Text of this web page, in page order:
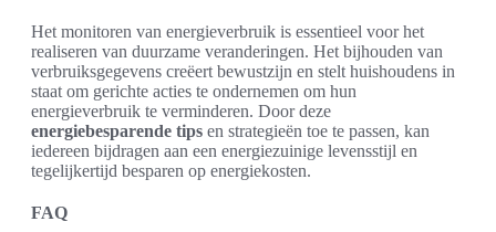
Het monitoren van energieverbruik is essentieel voor het
realiseren van duurzame veranderingen. Het bijhouden van
verbruiksgegevens creëert bewustzijn en stelt huishoudens in
staat om gerichte acties te ondernemen om hun
energieverbruik te verminderen. Door deze
energiebesparende tips en strategieën toe te passen, kan
iedereen bijdragen aan een energiezuinige levensstijl en
tegelijkertijd besparen op energiekosten.
FAQ